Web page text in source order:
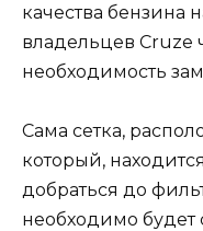
качества бензина
владельцев Cruze
необходимость
Сама сетка,
который,
добраться до
необходимо будет